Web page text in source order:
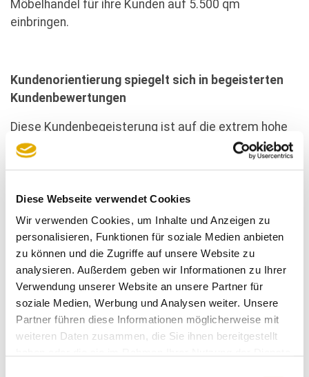
Diese Webseite verwendet Cookies
Wir verwenden Cookies, um Inhalte und Anzeigen zu
personalisieren, Funktionen für soziale Medien anbieten
zu können und die Zugriffe auf unsere Website zu
analysieren. Außerdem geben wir Informationen zu Ihrer
Verwendung unserer Website an unsere Partner für
soziale Medien, Werbung und Analysen weiter. Unsere
Partner führen diese Informationen möglicherweise mit
weiteren Daten zusammen, die Sie ihnen bereitgestellt
Möbelhandel für ihre Kunden auf 5.500 qm
einbringen.
Kundenorientierung spiegelt sich in begeisterten
Kundenbewertungen
Diese Kundenbegeisterung ist auf die extrem hohe
Kundenorientierung jeder einzelnen
Mitarbeiter:invon
Möbe Melber zurückzuführen. Dies spiegelt sich
wider. Hier ein kleiner Auszug, der zeigt, wie ein
Maximum an Kundenorientierung dafür sorgt, dass
Kunden auch über Jahre dem Unternehmen treu
bleiben und gerne weiterempfehlen:
Ausschnitt der begeisterten Kundenbewertungen von Möbel Melber
in Fluorn-Winzeln